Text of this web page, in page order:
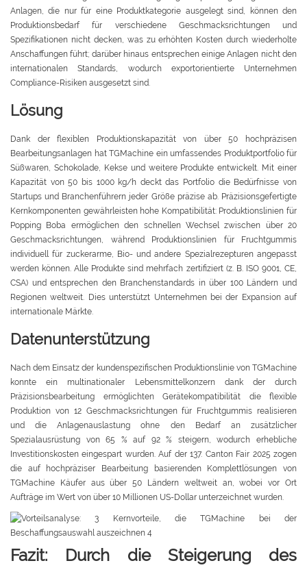
Anlagen, die nur für eine Produktkategorie ausgelegt sind, können den
Produktionsbedarf für verschiedene Geschmacksrichtungen und
Spezifikationen nicht decken, was zu erhöhten Kosten durch wiederholte
Anschaffungen führt; darüber hinaus entsprechen einige Anlagen nicht den
internationalen Standards, wodurch exportorientierte Unternehmen
Compliance-Risiken ausgesetzt sind.
Lösung
Dank der flexiblen Produktionskapazität von über 50 hochpräzisen
Bearbeitungsanlagen hat TGMachine ein umfassendes Produktportfolio für
Süßwaren, Schokolade, Kekse und weitere Produkte entwickelt. Mit einer
Kapazität von 50 bis 1000 kg/h deckt das Portfolio die Bedürfnisse von
Startups und Branchenführern jeder Größe präzise ab. Präzisionsgefertigte
Kernkomponenten gewährleisten hohe Kompatibilität: Produktionslinien für
Popping Boba ermöglichen den schnellen Wechsel zwischen über 20
Geschmacksrichtungen, während Produktionslinien für Fruchtgummis
individuell für zuckerarme, Bio- und andere Spezialrezepturen angepasst
werden können. Alle Produkte sind mehrfach zertifiziert (z. B. ISO 9001, CE,
CSA) und entsprechen den Branchenstandards in über 100 Ländern und
Regionen weltweit. Dies unterstützt Unternehmen bei der Expansion auf
internationale Märkte.
Datenunterstützung
Nach dem Einsatz der kundenspezifischen Produktionslinie von TGMachine
konnte ein multinationaler Lebensmittelkonzern dank der durch
Präzisionsbearbeitung ermöglichten Gerätekompatibilität die flexible
Produktion von 12 Geschmacksrichtungen für Fruchtgummis realisieren
und die Anlagenauslastung ohne den Bedarf an zusätzlicher
Spezialausrüstung von 65 % auf 92 % steigern, wodurch erhebliche
Investitionskosten eingespart wurden. Auf der 137. Canton Fair 2025 zogen
die auf hochpräziser Bearbeitung basierenden Komplettlösungen von
TGMachine Käufer aus über 50 Ländern weltweit an, wobei vor Ort
Aufträge im Wert von über 10 Millionen US-Dollar unterzeichnet wurden.
Fazit: Durch die Steigerung des